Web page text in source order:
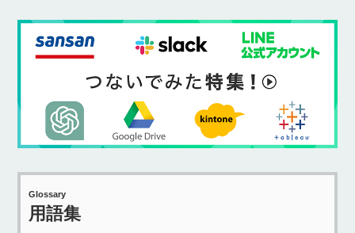
Glossary
用語集